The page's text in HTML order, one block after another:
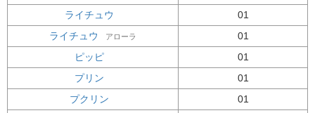
ライチュウ
01
ライチュウ
アローラ
01
ピッピ
01
プリン
01
プクリン
01